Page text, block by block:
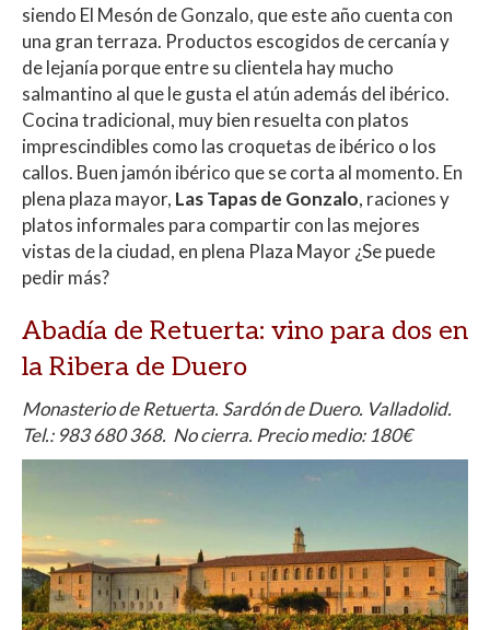
siendo El Mesón de Gonzalo, que este año cuenta con
una gran terraza. Productos escogidos de cercanía y
de lejanía porque entre su clientela hay mucho
salmantino al que le gusta el atún además del ibérico.
Cocina tradicional, muy bien resuelta con platos
imprescindibles como las croquetas de ibérico o los
callos. Buen jamón ibérico que se corta al momento. En
plena plaza mayor, Las Tapas de Gonzalo, raciones y
platos informales para compartir con las mejores
vistas de la ciudad, en plena Plaza Mayor ¿Se puede
pedir más?
Abadía de Retuerta: vino para dos en
la Ribera de Duero
Monasterio de Retuerta. Sardón de Duero. Valladolid.
Tel.: 983 680 368. No cierra. Precio medio: 180€